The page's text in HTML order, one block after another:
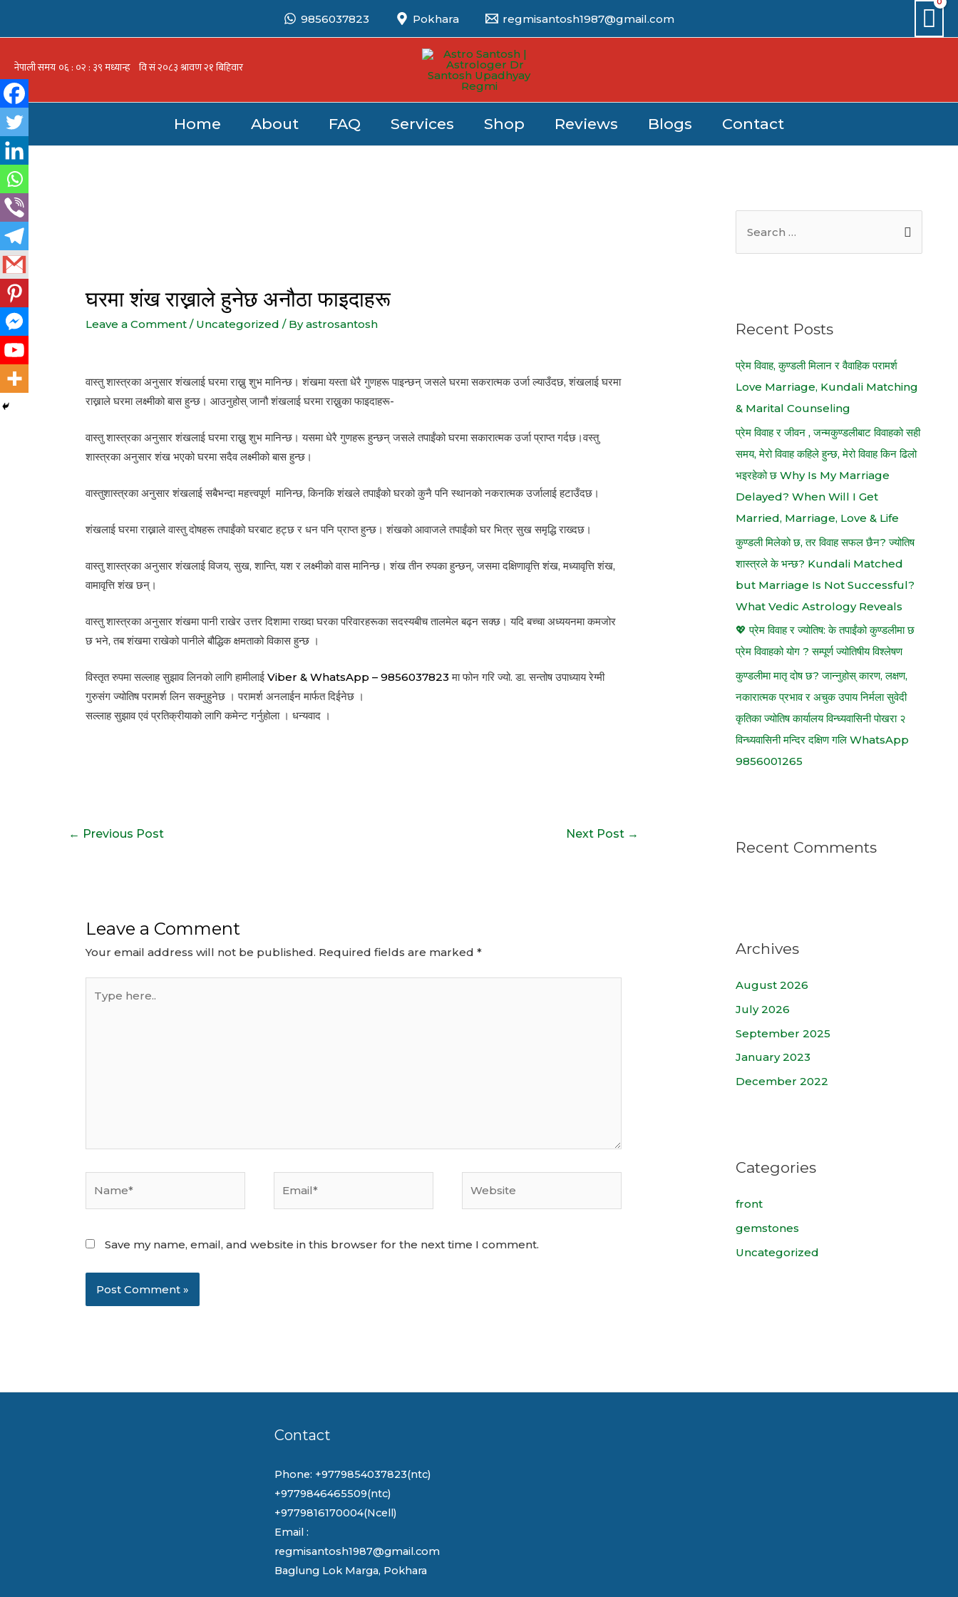
9856037823 Pokhara regmisantosh1987@gmail.com
Home About FAQ Services Shop Reviews Blogs Contact
घरमा शंख राख्नाले हुनेछ अनौठा फाइदाहरू
Leave a Comment / Uncategorized / Byastrosantosh
वास्तु शास्त्रका अनुसार शंखलाई घरमा राख्नु शुभ मानिन्छ। शंखमा यस्ता धेरै गुणहरू पाइन्छन् जसले घरमा सकरात्मक उर्जा ल्याउँदछ, शंखलाई घरमा
राख्नाले घरमा लक्ष्मीको बास हुन्छ। आउनुहोस् जानौ शंखलाई घरमा राख्नुका फाइदाहरू-
वास्तु शास्त्रका अनुसार शंखलाई घरमा राख्नु शुभ मानिन्छ। यसमा धेरै गुणहरू हुन्छन् जसले तपाईंको घरमा सकारात्मक उर्जा प्राप्त गर्दछ।वस्तु
शास्त्रका अनुसार शंख भएको घरमा सदैव लक्ष्मीको बास हुन्छ।
वास्तुशास्त्रका अनुसार शंखलाई सबैभन्दा महत्त्वपूर्ण मानिन्छ, किनकि शंखले तपाईंको घरको कुनै पनि स्थानको नकरात्मक उर्जालाई हटाउँदछ।
शंखलाई घरमा राख्नाले वास्तु दोषहरू तपाईंको घरबाट हट्छ र धन पनि प्राप्त हुन्छ। शंखको आवाजले तपाईंको घर भित्र सुख समृद्धि राख्दछ।
वास्तु शास्त्रका अनुसार शंखलाई विजय, सुख, शान्ति, यश र लक्ष्मीको वास मानिन्छ। शंख तीन रुपका हुन्छन्, जसमा दक्षिणावृत्ति शंख, मध्यावृत्ति शंख,
वामावृत्ति शंख छन्।
वास्तु शास्त्रका अनुसार शंखमा पानी राखेर उत्तर दिशामा राख्दा घरका परिवारहरूका सदस्यबीच तालमेल बढ्न सक्छ। यदि बच्चा अध्ययनमा कमजोर
छ भने, तब शंखमा राखेको पानीले बौद्धिक क्षमताको विकास हुन्छ ।
विस्तृत रुपमा सल्लाह सुझाव लिनको लागि हामीलाईViber & WhatsApp – 9856037823 मा फोन गरि ज्यो. डा. सन्तोष उपाध्याय रेग्मी
गुरुसंग ज्योतिष परामर्श लिन सक्नुहुनेछ । परामर्श अनलाईन मार्फत दिईनेछ ।
सल्लाह सुझाव एवं प्रतिक्रीयाको लागि कमेन्ट गर्नुहोला । धन्यवाद ।
← Previous Post Next Post →
Leave a Comment
Your email address will not be published. Required fields are marked*
here..
Save my name, email, and website in this browser for the next time I comment.
h
o
r
:
Recent Posts
प्रेम विवाह, कुण्डली मिलान र वैवाहिक परामर्श
Love Marriage, Kundali Matching
& Marital Counseling
प्रेम विवाह र जीवन , जन्मकुण्डलीबाट विवाहको सही
समय, मेरो विवाह कहिले हुन्छ, मेरो विवाह किन ढिलो
भइरहेको छ Why Is My Marriage
Delayed? When Will I Get
Married, Marriage, Love & Life
कुण्डली मिलेको छ, तर विवाह सफल छैन? ज्योतिष
शास्त्रले के भन्छ? Kundali Matched
but Marriage Is Not Successful?
What Vedic Astrology Reveals
💖 प्रेम विवाह र ज्योतिष: के तपाईंको कुण्डलीमा छ
प्रेम विवाहको योग ? सम्पूर्ण ज्योतिषीय विश्लेषण
कुण्डलीमा मातृ दोष छ? जान्नुहोस् कारण, लक्षण,
नकारात्मक प्रभाव र अचुक उपाय निर्मला सुवेदी
कृतिका ज्योतिष कार्यालय विन्ध्यवासिनी पोखरा २
विन्ध्यवासिनी मन्दिर दक्षिण गलि WhatsApp
9856001265
Recent Comments
Archives
August 2026
July 2026
September 2025
January 2023
December 2022
Categories
front
gemstones
Uncategorized
Contact
Phone: +9779854037823(ntc)
+9779846465509(ntc)
+9779816170004(Ncell)
Email :
regmisantosh1987@gmail.com
Baglung Lok Marga, Pokhara